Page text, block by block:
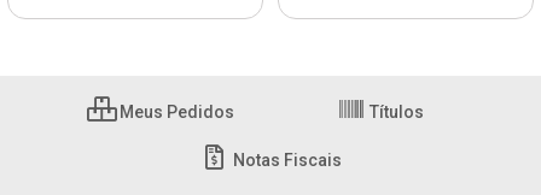
Meus Pedidos Títulos
Notas Fiscais